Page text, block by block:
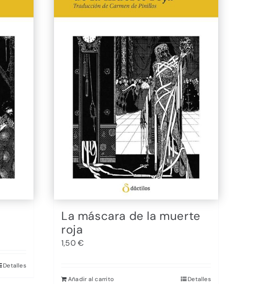
Detalles
La máscara de la muerte
roja
1,50€
Añadir al carrito Detalles